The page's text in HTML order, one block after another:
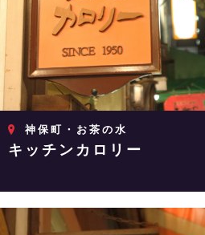
神保町・お茶の水
キッチンカロリー